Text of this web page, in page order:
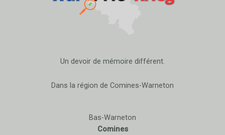
Un devoir de mémoire différent.
Dans la région de Comines-Warneton
Bas-Warneton
Comines